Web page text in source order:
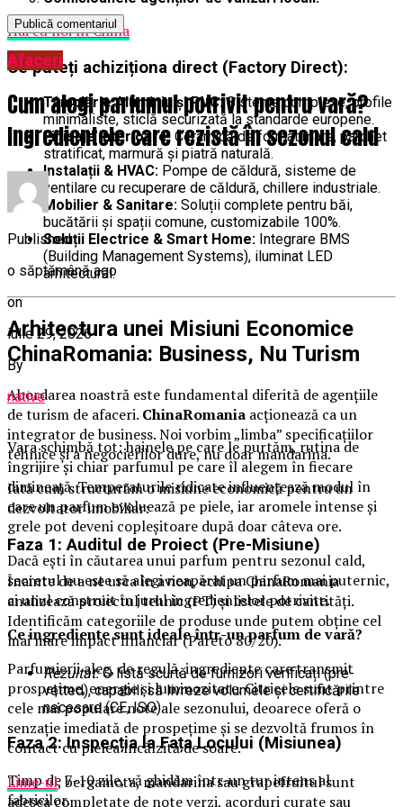
Hai cu noi în China
Ce puteți achiziționa direct (Factory Direct):
Tâmplărie Aluminiu și PVC:Sisteme complexe, profile
minimaliste, sticlă securizată la standarde europene.
Finisaje Interioare: Ceramică de format mare, parchet
stratificat, marmură și piatră naturală.
Instalații & HVAC: Pompe de căldură, sisteme de
ventilare cu recuperare de căldură, chillere industriale.
Mobilier & Sanitare: Soluții complete pentru băi,
bucătării și spații comune, customizabile 100%.
Soluții Electrice & Smart Home: Integrare BMS
(Building Management Systems), iluminat LED
arhitectural.
Arhitectura unei Misiuni Economice
ChinaRomania: Business, Nu Turism
Abordarea noastră este fundamental diferită de agențiile
de turism de afaceri. ChinaRomania acționează ca un
integrator de business. Noi vorbim „limba” specificațiilor
tehnice și a negocierilor dure, nu doar mandarina.
Iată cum structurăm o misiune economică pentru un
dezvoltator imobiliar:
Faza 1: Auditul de Proiect (Pre-Misiune)
Înainte de a ne urca în avion, echipa ChinaRomania
analizează proiectul tehnic (PT) și listele de cantități.
Identificăm categoriile de produse unde putem obține cel
mai mare impact financiar (Pareto 80/20).
Rezultat:O listă scurtă de furnizori verificați (pre-
vetted), capabili să livreze volumele și certificările
necesare (CE, ISO).
Faza 2: Inspecția la Fața Locului (Misiunea)
Timp de 7-10 zile, vă ghidăm într-un tur intens al
fabricilor.
Afaceri
Cum alegi parfumul potrivit pentru vară?
Ingredientele care rezistă în sezonul cald
Published
o săptămână ago
on
iulie 29, 2026
By
native
Vara schimbă tot: hainele pe care le purtăm, rutina de
îngrijire și chiar parfumul pe care îl alegem în fiecare
dimineață. Temperaturile ridicate influențează modul în
care un parfum evoluează pe piele, iar aromele intense și
grele pot deveni copleșitoare după doar câteva ore.
Dacă ești în căutarea unui parfum pentru sezonul cald,
secretul nu este să alegi neapărat un parfum mai puternic,
ci unul construit în jurul ingredientelor potrivite.
Ce ingrediente sunt ideale într-un parfum de vară?
Parfumierii aleg, de regulă, ingrediente care transmit
prospețime, energie și luminozitate. Citricele sunt printre
cele mai populare note ale sezonului, deoarece oferă o
senzație imediată de prospețime și se dezvoltă frumos în
contact cu pielea încălzită de soare.
Lime-ul, bergamota, mandarina sau grapefruitul sunt
adesea completate de note verzi, acorduri curate sau